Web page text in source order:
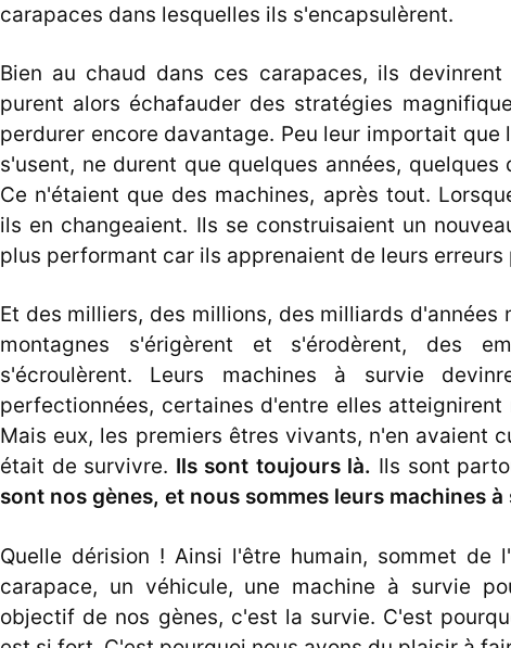
carapaces dans lesquelles ils s'encapsulèrent.
Bien au chaud dans ces carapaces, ils
purent alors échafauder des stratégies
perdurer encore davantage. Peu leur importait que
s'usent, ne durent que quelques années, quelques
Ce n'étaient que des machines, après tout.
ils en changeaient. Ils se construisaient un
plus performant car ils apprenaient de leurs erreurs
Et des milliers, des millions, des milliards d'années
montagnes s'érigèrent et s'érodèrent, des
s'écroulèrent. Leurs machines à survie
perfectionnées, certaines d'entre elles atteignirent
Mais eux, les premiers êtres vivants, n'en avaient
était de survivre. Ils sont toujours là. Ils sont
sont nos gènes, et nous sommes leurs machines à
Quelle dérision ! Ainsi l'être humain, sommet de
carapace, un véhicule, une machine à survie
objectif de nos gènes, c'est la survie. C'est